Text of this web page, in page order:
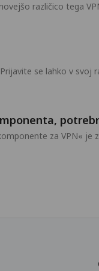
različico tega
se lahko v
za VPN«